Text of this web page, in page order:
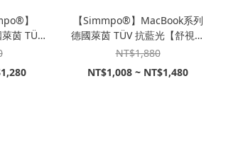
】
茵 TÜV
米無痕
代貼服
【Simmpo®】MacBook系列
德國萊茵 TÜV 抗藍光【舒視防
窺】奈米無痕簡單貼｜北市實
體門市代貼服務
NT$1,880
NT$1,008 ~ NT$1,480